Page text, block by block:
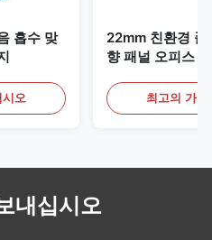
흡수 맞
오
22mm 친환경 폴
향 패널 오피스
최고의 가
내십시오